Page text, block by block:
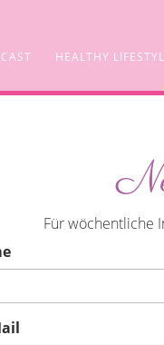
HEALTHY
Trend.
Für wöchentliche